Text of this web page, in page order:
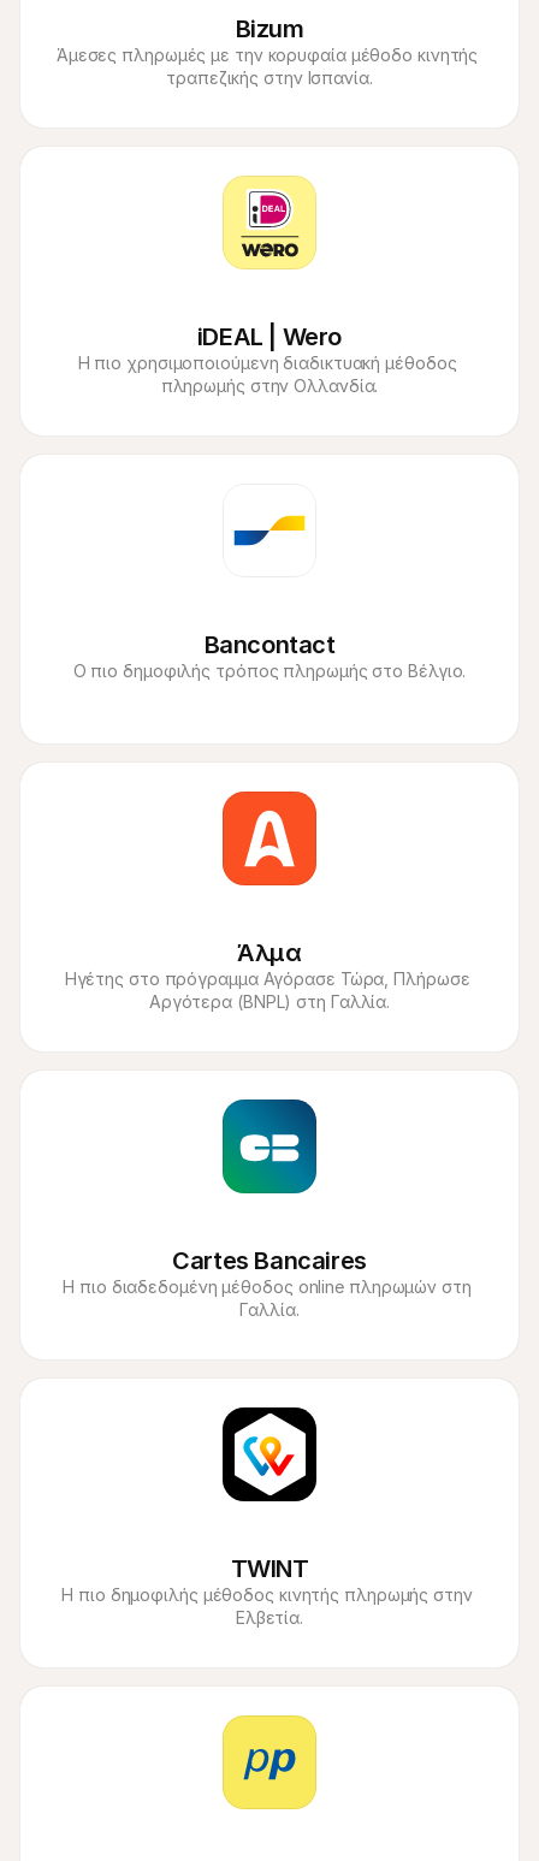
Bizum
Άμεσες πληρωμές με την κορυφαία μέθοδο κινητής
τραπεζικής στην Ισπανία.
iDEAL | Wero
Η πιο χρησιμοποιούμενη διαδικτυακή μέθοδος
πληρωμής στην Ολλανδία.
Bancontact
Ο πιο δημοφιλής τρόπος πληρωμής στο Βέλγιο.
Άλμα
Ηγέτης στο πρόγραμμα Αγόρασε Τώρα, Πλήρωσε
Αργότερα (BNPL) στη Γαλλία.
Cartes Bancaires
Η πιο διαδεδομένη μέθοδος online πληρωμών στη
Γαλλία.
TWINT
Η πιο δημοφιλής μέθοδος κινητής πληρωμής στην
Ελβετία.